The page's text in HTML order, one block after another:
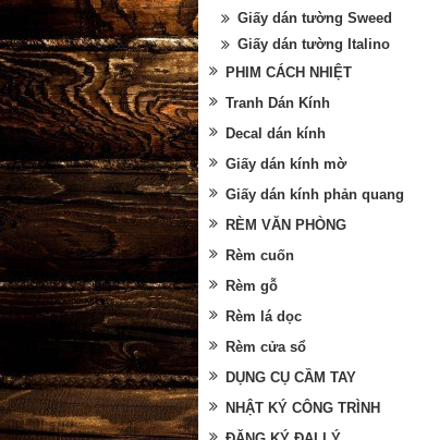
Giấy dán tường Sweed
Giấy dán tường Italino
PHIM CÁCH NHIỆT
Tranh Dán Kính
Decal dán kính
Giấy dán kính mờ
Giấy dán kính phản quang
RÈM VĂN PHÒNG
Rèm cuốn
Rèm gỗ
Rèm lá dọc
Rèm cửa sổ
DỤNG CỤ CẦM TAY
NHẬT KÝ CÔNG TRÌNH